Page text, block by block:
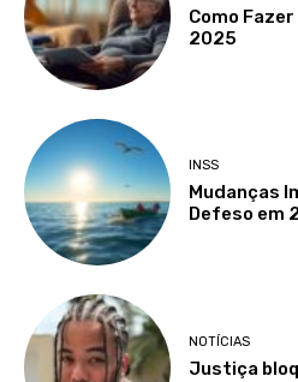
Como Fazer
2025
INSS
Mudanças
Defeso em
NOTÍCIAS
Justiça